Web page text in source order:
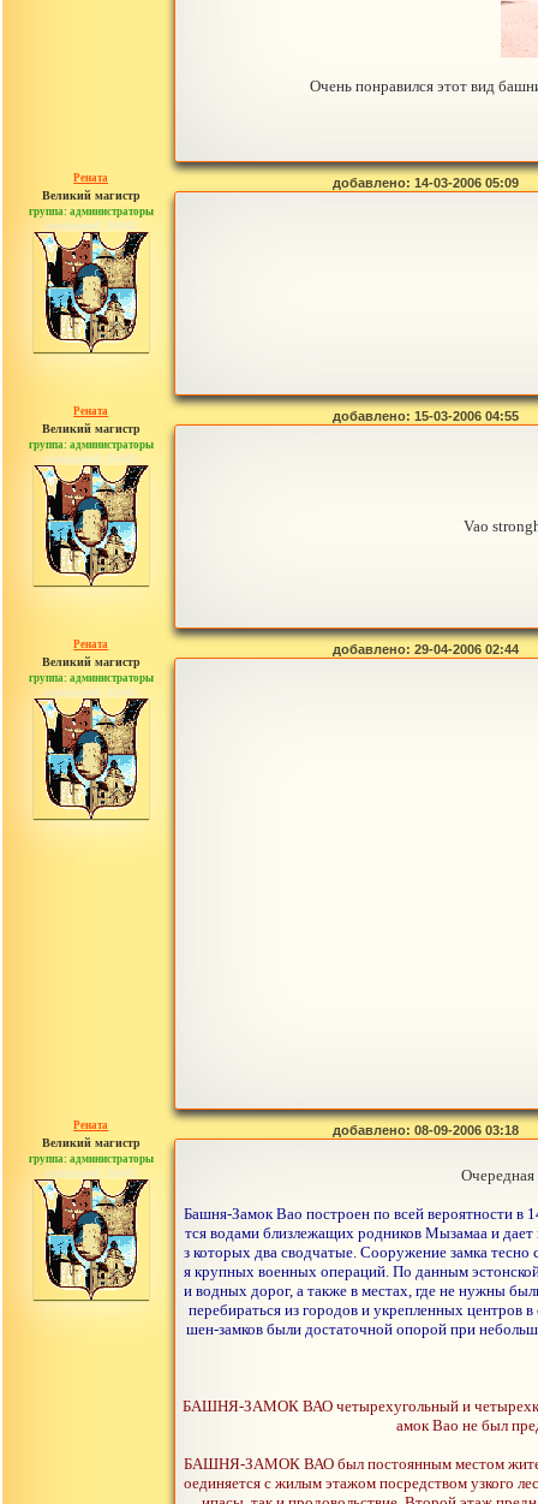
Очень понравился этот вид
Рената
Великий магистр
группа: администраторы
сообщений: 30442
добавлено: 14-03-2006 05:09
Рената
Великий магистр
группа: администраторы
сообщений: 30442
добавлено: 15-03-2006 04:55
Vao
Рената
Великий магистр
группа: администраторы
сообщений: 30442
добавлено: 29-04-2006 02:44
Рената
Великий магистр
группа: администраторы
сообщений: 30442
добавлено: 08-09-2006 03:18
Очередная
Башня-Замок Вао построен по всей вероятности в
тся водами близлежащих родников Мызамаа и дает
з которых два сводчатые. Сооружение замка
я крупных военных операций. По данным
и водных дорог, а также в местах, где не нужны
перебираться из городов и укрепленных
шен-замков были достаточной опорой при
БАШНЯ-ЗАМОК ВАО четырехугольный и
амок Вао не был
БАШНЯ-ЗАМОК ВАО был постоянным местом
оединяется с жилым этажом посредством узкого